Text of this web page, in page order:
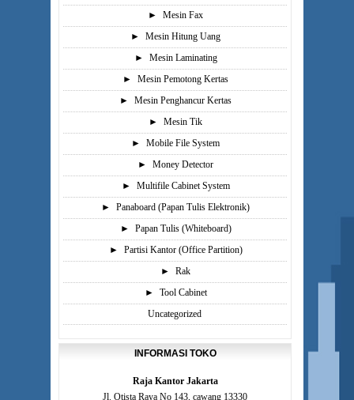
►
Mesin Fax
►
Mesin Hitung Uang
►
Mesin Laminating
►
Mesin Pemotong Kertas
►
Mesin Penghancur Kertas
►
Mesin Tik
►
Mobile File System
►
Money Detector
►
Multifile Cabinet System
►
Panaboard (Papan Tulis Elektronik)
►
Papan Tulis (Whiteboard)
►
Partisi Kantor (Office Partition)
►
Rak
►
Tool Cabinet
Uncategorized
INFORMASI TOKO
Raja Kantor Jakarta
Jl. Otista Raya No 143, cawang 13330